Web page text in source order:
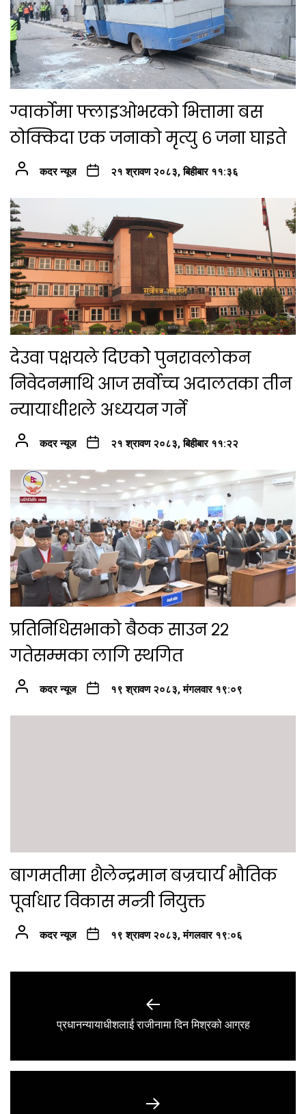
ग्वार्कोमा फ्लाइओभरको भित्तामा बस
ठोक्किदा एक जनाको मृत्यु ६ जना घाइते
कदर न्यूज २१ श्रावण २०८३, बिहीबार ११:३६
देउवा पक्षयले दिएकोे पुनरावलोकन
निवेदनमाथि आज सर्वोच्च अदालतका तीन
न्यायाधीशले अध्ययन गर्ने
कदर न्यूज २१ श्रावण २०८३, बिहीबार ११:२२
प्रतिनिधिसभाको बैठक साउन २२
गतेसम्मका लागि स्थगित
कदर न्यूज १९ श्रावण २०८३, मंगलवार १९:०९
बागमतीमा शैलेन्द्रमान बज्रचार्य भौतिक
पूर्वाधार विकास मन्त्री नियुक्त
कदर न्यूज १९ श्रावण २०८३, मंगलवार १९:०६
Previousप्रधानन्यायाधीशलाई राजीनामा दिन मिश्रको आग्रह